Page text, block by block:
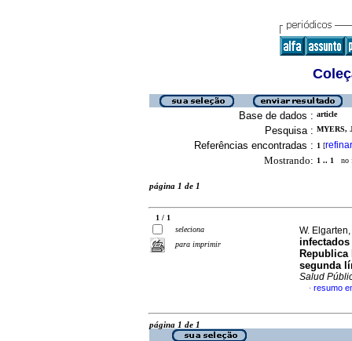
Base de dados : article
Pesquisa : MYERS,
Referências encontradas : 1 [refinar
Mostrando: 1 .. 1 no
página 1 de 1
1 / 1
seleciona
para imprimir
W.
Republica
segunda
Salud
· resumo
página 1 de 1